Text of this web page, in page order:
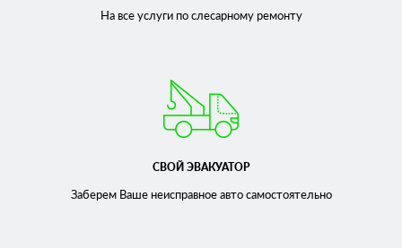
На все услуги по слесарномуремонту
СВОЙ ЭВАКУАТОР
Заберем Ваше неисправноеавто самостоятельно